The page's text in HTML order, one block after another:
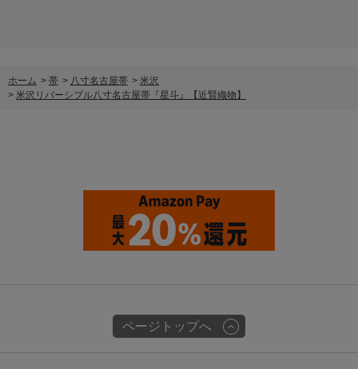
ホーム > 帯 > 八寸名古屋帯 > 米沢
> 米沢リバーシブル八寸名古屋帯『星斗』【近賢織物】
ページトップへ